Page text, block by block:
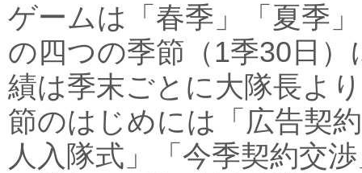
ゲームは「春季」「夏季
の四つの季節（1季30日
績は季末ごとに大隊長よ
節のはじめには「広告契
人入隊式」「今季契約交